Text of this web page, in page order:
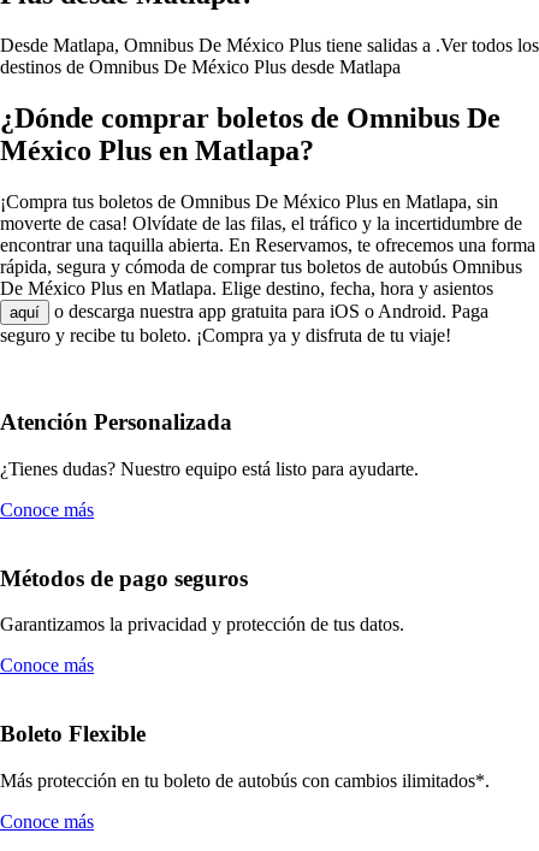
Desde Matlapa, Omnibus De México Plus tiene salidas a .Ver todos los
destinos de Omnibus De México Plus desde Matlapa
¿Dónde comprar boletos de Omnibus De
México Plus en Matlapa?
¡Compra tus boletos de Omnibus De México Plus en Matlapa, sin
moverte de casa! Olvídate de las filas, el tráfico y la incertidumbre de
encontrar una taquilla abierta. En Reservamos, te ofrecemos una forma
rápida, segura y cómoda de comprar tus boletos de autobús Omnibus
De México Plus en Matlapa. Elige destino, fecha, hora y asientos
aquí
o descarga nuestra app gratuita para iOS o Android. Paga
seguro y recibe tu boleto. ¡Compra ya y disfruta de tu viaje!
Atención Personalizada
¿Tienes dudas? Nuestro equipo está listo para ayudarte.
Conoce más
Métodos de pago seguros
Garantizamos la privacidad y protección de tus datos.
Conoce más
Boleto Flexible
Más protección en tu boleto de autobús con cambios ilimitados*.
Conoce más